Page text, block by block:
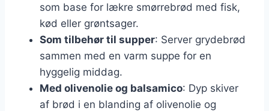
som base for lækre smørrebrød med fisk,
kød eller grøntsager.
Som tilbehør til supper: Server grydebrød
sammen med en varm suppe for en
hyggelig middag.
Med olivenolie og balsamico: Dyp skiver
af brød i en blanding af olivenolie og